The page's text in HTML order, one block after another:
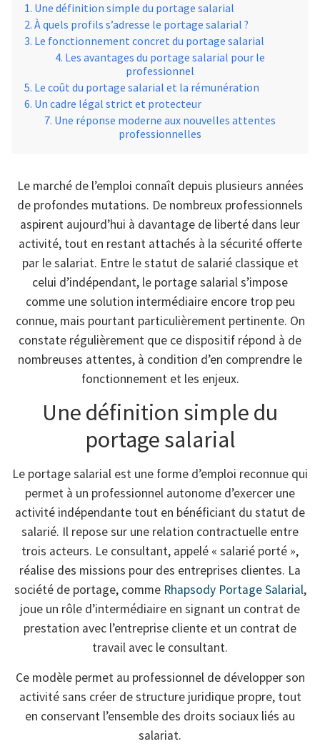
Une définition simple du portage salarial
À quels profils s’adresse le portage salarial ?
Le fonctionnement concret du portage salarial
Les avantages du portage salarial pour le
professionnel
Le coût du portage salarial et la rémunération
Un cadre légal strict et protecteur
Une réponse moderne aux nouvelles attentes
professionnelles
Le marché de l’emploi connaît depuis plusieurs années
de profondes mutations. De nombreux professionnels
aspirent aujourd’hui à davantage de liberté dans leur
activité, tout en restant attachés à la sécurité offerte
par le salariat. Entre le statut de salarié classique et
celui d’indépendant, le portage salarial s’impose
comme une solution intermédiaire encore trop peu
connue, mais pourtant particulièrement pertinente. On
constate régulièrement que ce dispositif répond à de
nombreuses attentes, à condition d’en comprendre le
fonctionnement et les enjeux.
Une définition simple du
portage salarial
Le portage salarial est une forme d’emploi reconnue qui
permet à un professionnel autonome d’exercer une
activité indépendante tout en bénéficiant du statut de
salarié. Il repose sur une relation contractuelle entre
trois acteurs. Le consultant, appelé « salarié porté »,
réalise des missions pour des entreprises clientes. La
société de portage, comme Rhapsody Portage Salarial,
joue un rôle d’intermédiaire en signant un contrat de
prestation avec l’entreprise cliente et un contrat de
travail avec le consultant.
Ce modèle permet au professionnel de développer son
activité sans créer de structure juridique propre, tout
en conservant l’ensemble des droits sociaux liés au
salariat.